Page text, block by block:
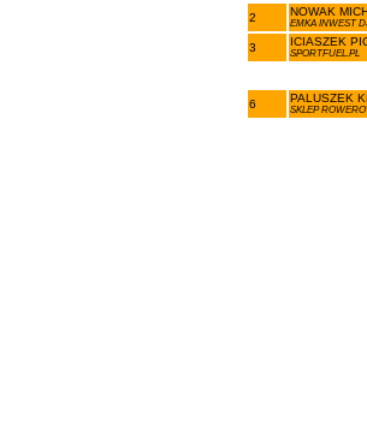
2 NOWAK
EMKA INWEST
3 ICIASZEK
SPORTFUEL.PL
6 PALUSZEK
SKLEP